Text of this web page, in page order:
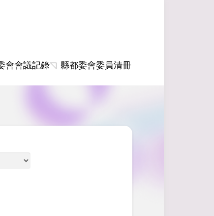
會會議記錄 縣都委會委員清冊